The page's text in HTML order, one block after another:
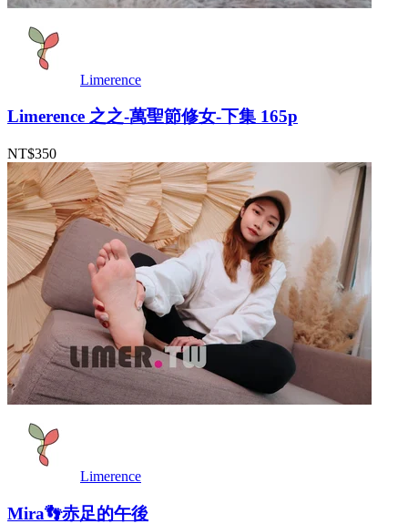
Limerence
Limerence 之之-萬聖節修女-下集 165p
NT$350
Limerence
Mira👣赤足的午後